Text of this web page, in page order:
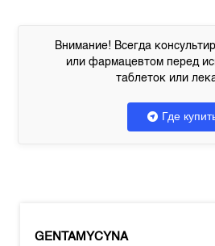
Внимание! Всегда
или фармацевтом перед
таблеток или
Где
GENTAMYCYNA